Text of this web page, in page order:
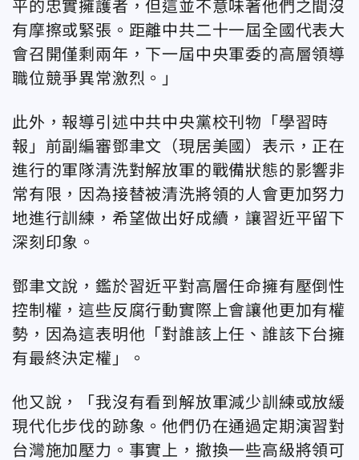
平的忠實擁護者，但這並不意味著他們之間沒
有摩擦或緊張。距離中共二十一屆全國代表大
會召開僅剩兩年，下一屆中央軍委的高層領導
職位競爭異常激烈。」
此外，報導引述中共中央黨校刊物「學習時
報」前副編審鄧聿文（現居美國）表示，正在
進行的軍隊清洗對解放軍的戰備狀態的影響非
常有限，因為接替被清洗將領的人會更加努力
地進行訓練，希望做出好成續，讓習近平留下
深刻印象。
鄧聿文說，鑑於習近平對高層任命擁有壓倒性
控制權，這些反腐行動實際上會讓他更加有權
勢，因為這表明他「對誰該上任、誰該下台擁
有最終決定權」。
他又說，「我沒有看到解放軍減少訓練或放緩
現代化步伐的跡象。他們仍在通過定期演習對
台灣施加壓力。事實上，撤換一些高級將領可